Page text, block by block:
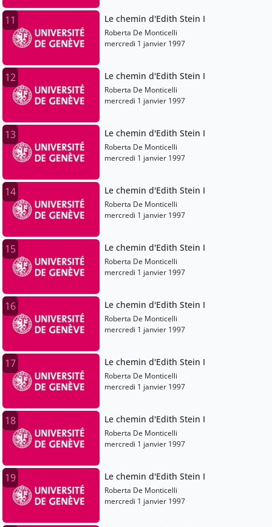
11 Le chemin d'Edith Stein I
Roberta De Monticelli
mercredi 1 janvier 1997
12 Le chemin d'Edith Stein I
Roberta De Monticelli
mercredi 1 janvier 1997
13 Le chemin d'Edith Stein I
Roberta De Monticelli
mercredi 1 janvier 1997
14 Le chemin d'Edith Stein I
Roberta De Monticelli
mercredi 1 janvier 1997
15 Le chemin d'Edith Stein I
Roberta De Monticelli
mercredi 1 janvier 1997
16 Le chemin d'Edith Stein I
Roberta De Monticelli
mercredi 1 janvier 1997
17 Le chemin d'Edith Stein I
Roberta De Monticelli
mercredi 1 janvier 1997
18 Le chemin d'Edith Stein I
Roberta De Monticelli
mercredi 1 janvier 1997
19 Le chemin d'Edith Stein I
Roberta De Monticelli
mercredi 1 janvier 1997